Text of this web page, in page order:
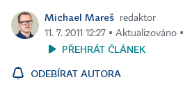
Michael Mareš
redaktor
11. 7. 2011 12:27 ▪ Aktualizováno
PŘEHRÁT ČLÁNEK
ODEBÍRAT AUTORA